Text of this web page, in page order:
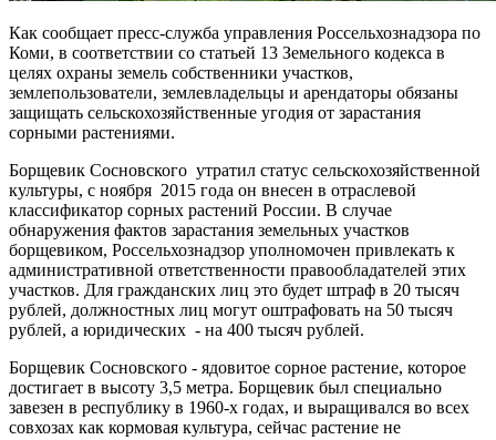
Как сообщает пресс-служба управления Россельхознадзора по
Коми, в соответствии со статьей 13 Земельного кодекса в
целях охраны земель собственники участков,
землепользователи, землевладельцы и арендаторы обязаны
защищать сельскохозяйственные угодия от зарастания
сорными растениями.
Борщевик Сосновского утратил статус сельскохозяйственной
культуры, с ноября 2015 года он внесен в отраслевой
классификатор сорных растений России. В случае
обнаружения фактов зарастания земельных участков
борщевиком, Россельхознадзор уполномочен привлекать к
административной ответственности правообладателей этих
участков. Для гражданских лиц это будет штраф в 20 тысяч
рублей, должностных лиц могут оштрафовать на 50 тысяч
рублей, а юридических - на 400 тысяч рублей.
Борщевик Сосновского - ядовитое сорное растение, которое
достигает в высоту 3,5 метра. Борщевик был специально
завезен в республику в 1960-х годах, и выращивался во всех
совхозах как кормовая культура, сейчас растение не